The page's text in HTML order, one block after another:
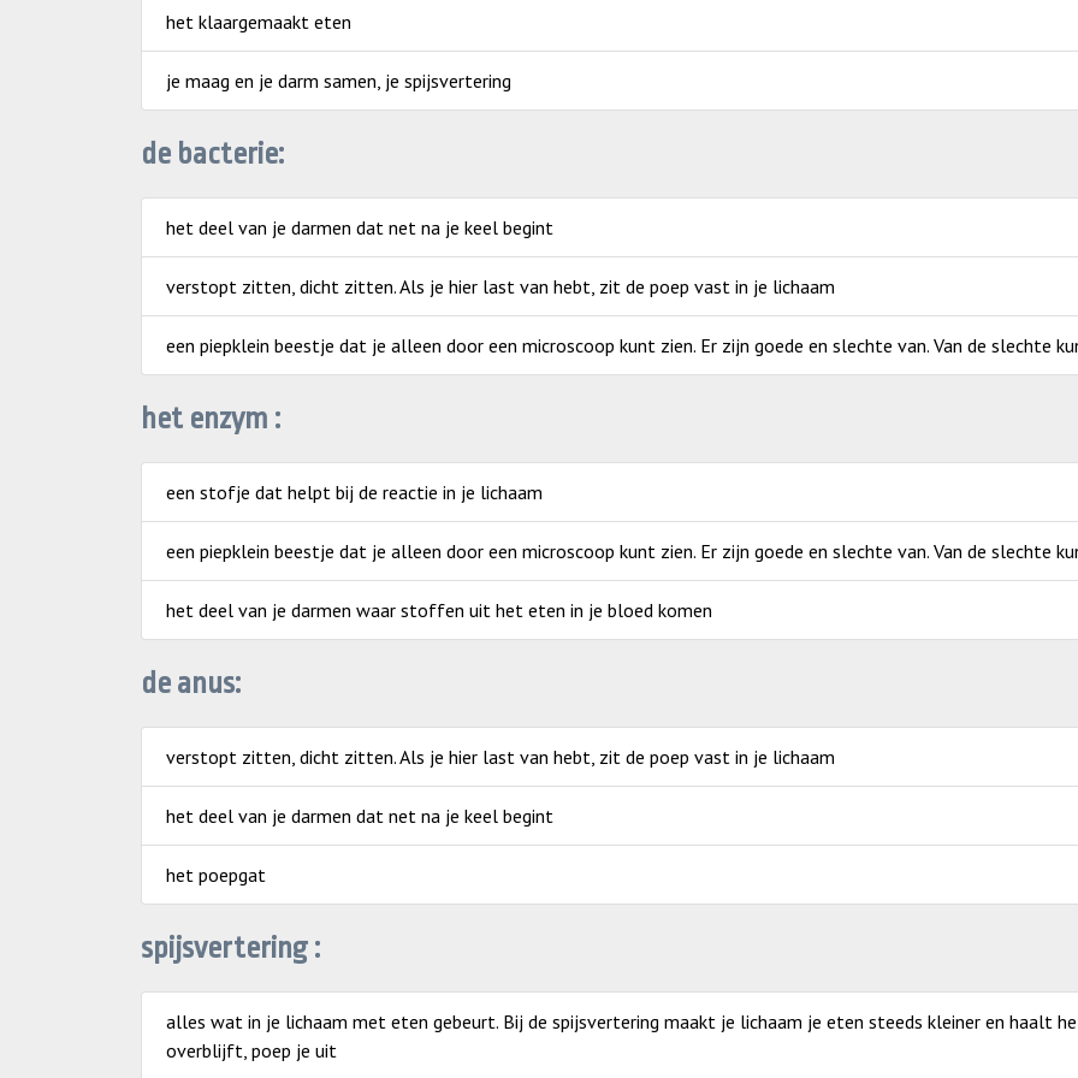
het klaargemaakt eten
je maag en je darm samen, je spijsvertering
de bacterie:
het deel van je darmen dat net na je keel begint
verstopt zitten, dicht zitten. Als je hier last van hebt, zit de poep vast in je lichaam
een piepklein beestje dat je alleen door een microscoop kunt zien. Er zijn goede en slechte van. Van de slechte
het enzym :
een stofje dat helpt bij de reactie in je lichaam
een piepklein beestje dat je alleen door een microscoop kunt zien. Er zijn goede en slechte van. Van de slechte
het deel van je darmen waar stoffen uit het eten in je bloed komen
de anus:
verstopt zitten, dicht zitten. Als je hier last van hebt, zit de poep vast in je lichaam
het deel van je darmen dat net na je keel begint
het poepgat
spijsvertering :
alles wat in je lichaam met eten gebeurt. Bij de spijsvertering maakt je lichaam je eten steeds kleiner en haalt
overblijft, poep je uit